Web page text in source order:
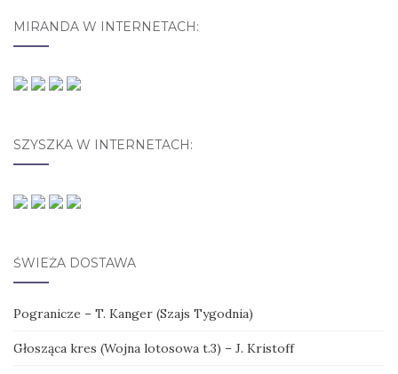
MIRANDA W INTERNETACH:
SZYSZKA W INTERNETACH:
ŚWIEŻA DOSTAWA
Pogranicze – T. Kanger (Szajs Tygodnia)
Głosząca kres (Wojna lotosowa t.3) – J. Kristoff